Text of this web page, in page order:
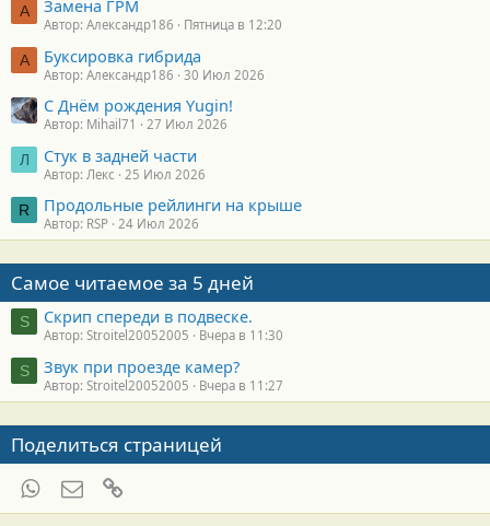
А Замена ГРМ
Автор: Александр186 Пятница в 12:20
А Буксировка гибрида
Автор: Александр186 30 Июл 2026
С Днём рождения Yugin!
Автор: Mihail71 27 Июл 2026
Л Стук в задней части
Автор: Лекс 25 Июл 2026
R Продольные рейлинги на крыше
Автор: RSP 24 Июл 2026
Самое читаемое за 5 дней
S Скрип спереди в подвеске.
Автор: Stroitel20052005 Вчера в 11:30
S Звук при проезде камер?
Автор: Stroitel20052005 Вчера в 11:27
Поделиться страницей
WhatsAppЭлектронная почта